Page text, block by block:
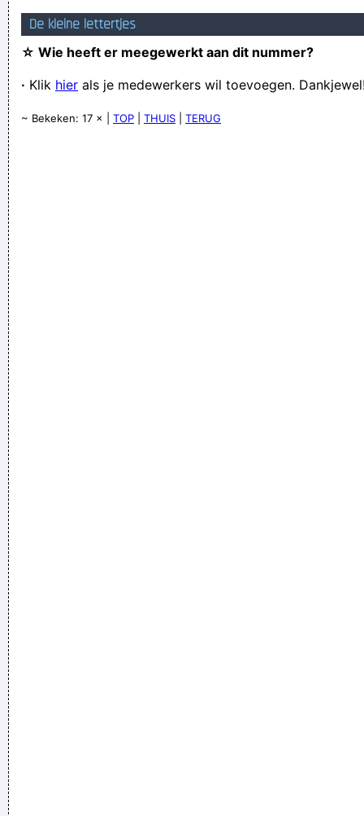
aub
I tried to sing once and people in the next room thought I
was butchering hogs
De kleine lettertjes
☆ Wie heeft er meegewerkt aan dit nummer?
· Klik hier als je medewerkers wil toevoegen.
~ Bekeken: 17 × | TOP THUIS TERUG